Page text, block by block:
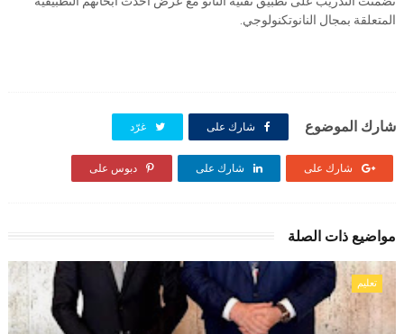
المتعلقة بمجال النانوتكنولوجي.
شارك الموضوع شارك على غرّد
شارك على شارك على دبوس على
مواضيع ذات الصلة
تعليم